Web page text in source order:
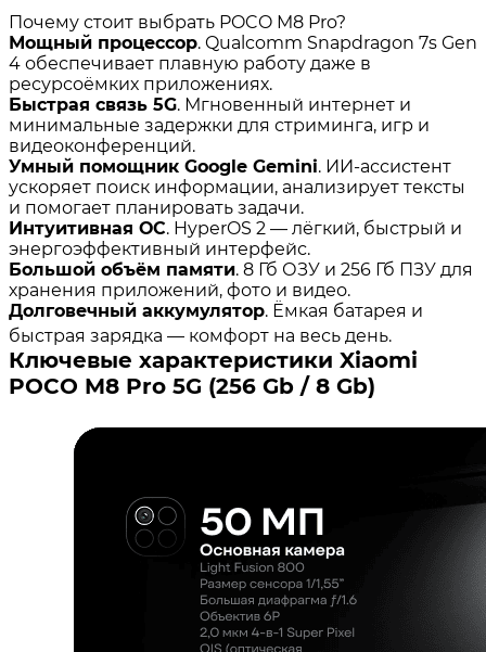
Почему стоит выбрать POCO M8 Pro?
Мощный процессор. Qualcomm Snapdragon 7s Gen
4 обеспечивает плавную работу даже в
ресурсоёмких приложениях.
Быстрая связь 5G. Мгновенный интернет и
минимальные задержки для стриминга, игр и
видеоконференций.
Умный помощник Google Gemini. ИИ‑ассистент
ускоряет поиск информации, анализирует тексты
и помогает планировать задачи.
Интуитивная ОС. HyperOS 2 — лёгкий, быстрый и
энергоэффективный интерфейс.
Большой объём памяти. 8 Гб ОЗУ и 256 Гб ПЗУ для
хранения приложений, фото и видео.
Долговечный аккумулятор. Ёмкая батарея и
быстрая зарядка — комфорт на весь день.
Ключевые характеристики Xiaomi
POCO M8 Pro 5G (256 Gb / 8 Gb)